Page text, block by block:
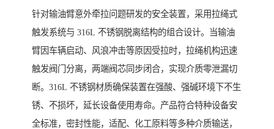
针对输油臂意外牵拉问题研发的安全装置，采用拉绳式
触发系统与 316L 不锈钢脱离结构的组合设计。当输油
臂因车辆启动、风浪冲击等原因受拉时，拉绳机构迅速
触发阀门分离，两端阀芯同步闭合，实现介质零泄漏切
断。316L 不锈钢材质确保装置在强酸、强碱环境下不生
锈、不损坏，延长设备使用寿命。产品符合特种设备安
全标准，密封性能，适配、化工原料等多种介质输送，